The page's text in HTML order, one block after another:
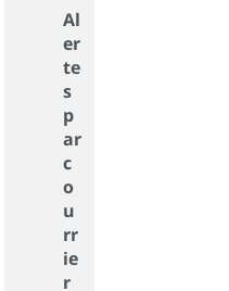
Al
er
te
s
p
ar
c
o
u
rr
ie
r